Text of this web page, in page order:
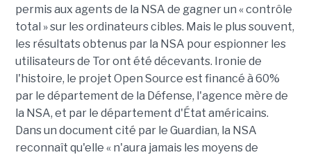
permis aux agents de la NSA de gagner un « contrôle
total » sur les ordinateurs cibles. Mais le plus souvent,
les résultats obtenus par la NSA pour espionner les
utilisateurs de Tor ont été décevants. Ironie de
l'histoire, le projet Open Source est financé à 60%
par le département de la Défense, l'agence mère de
la NSA, et par le département d'État américains.
Dans un document cité par le Guardian, la NSA
reconnaît qu'elle « n'aura jamais les moyens de